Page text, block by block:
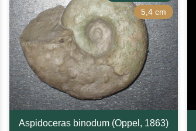
5,4 cm
Aspidoceras binodum (Oppel, 1863)